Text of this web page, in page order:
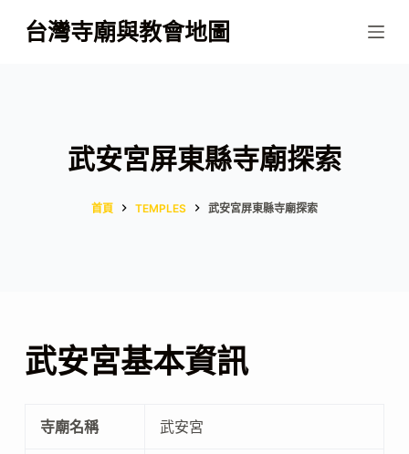
跳
至
台灣寺廟與教會地圖
武安宮屏東縣寺廟探索
首頁 TEMPLES 武安宮屏東縣寺廟探索
武安宮基本資訊
寺廟名稱 武安宮